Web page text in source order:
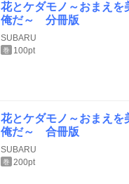
花とケダモノ～おまえを
俺だ～ 分冊版
SUBARU
巻 100pt
花とケダモノ～おまえを
俺だ～ 合冊版
SUBARU
巻 200pt